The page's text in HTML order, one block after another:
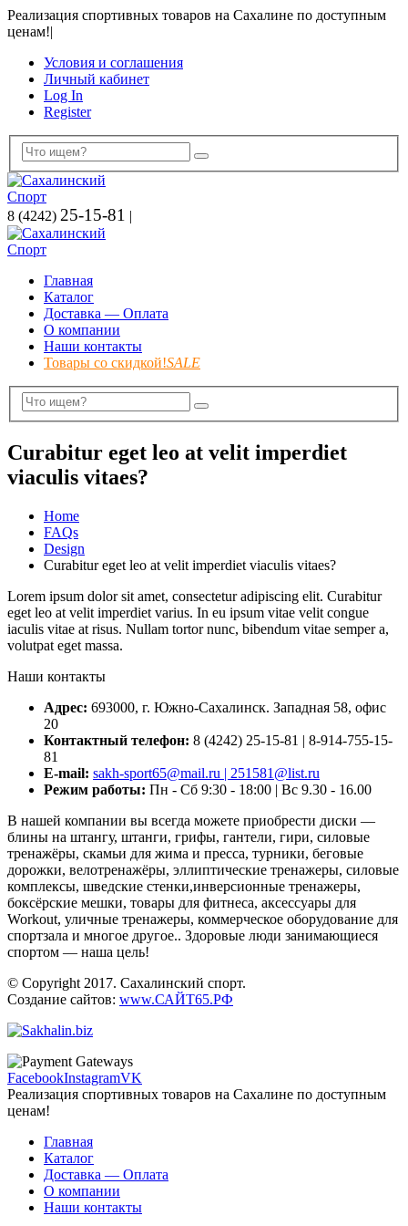
Реализация спортивных товаров на Сахалине по доступным
ценам!|
Условия и соглашения
Личный кабинет
Log In
Register
8 (4242) 25-15-81 |
Главная
Каталог
Доставка — Оплата
О компании
Наши контакты
Товары со скидкой!SALE
Curabitur eget leo at velit imperdiet
viaculis vitaes?
Home
FAQs
Design
Curabitur eget leo at velit imperdiet viaculis vitaes?
Lorem ipsum dolor sit amet, consectetur adipiscing elit. Curabitur
eget leo at velit imperdiet varius. In eu ipsum vitae velit congue
iaculis vitae at risus. Nullam tortor nunc, bibendum vitae semper a,
volutpat eget massa.
Наши контакты
Адрес: 693000, г. Южно-Сахалинск. Западная 58, офис
20
Контактный телефон: 8 (4242) 25-15-81 | 8-914-755-15-
81
E-mail: sakh-sport65@mail.ru | 251581@list.ru
Режим работы: Пн - Сб 9:30 - 18:00 | Вс 9.30 - 16.00
В нашей компании вы всегда можете приобрести диски —
блины на штангу, штанги, грифы, гантели, гири, силовые
тренажёры, скамьи для жима и пресса, турники, беговые
дорожки, велотренажёры, эллиптические тренажеры, силовые
комплексы, шведские стенки,инверсионные тренажеры,
боксёрские мешки, товары для фитнеса, аксессуары для
Workout, уличные тренажеры, коммерческое оборудование для
спортзала и многое другое.. Здоровые люди занимающиеся
спортом — наша цель!
© Copyright 2017. Сахалинский спорт.
Создание сайтов: www.САЙТ65.РФ
FacebookInstagramVK
Реализация спортивных товаров на Сахалине по доступным
ценам!
Главная
Каталог
Доставка — Оплата
О компании
Наши контакты